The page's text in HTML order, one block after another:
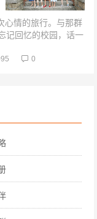
心情的旅行。与那群
记回忆的校园，话一
0